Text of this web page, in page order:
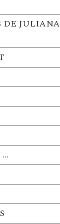
DE JULIANA
…